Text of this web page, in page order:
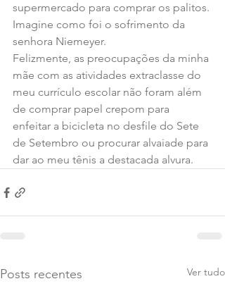
supermercado para comprar os palitos.
Imagine como foi o sofrimento da
senhora Niemeyer.
Felizmente, as preocupações da minha
mãe com as atividades extraclasse do
meu currículo escolar não foram além
de comprar papel crepom para
enfeitar a bicicleta no desfile do Sete
de Setembro ou procurar alvaiade para
dar ao meu tênis a destacada alvura.
Posts recentes Ver tudo